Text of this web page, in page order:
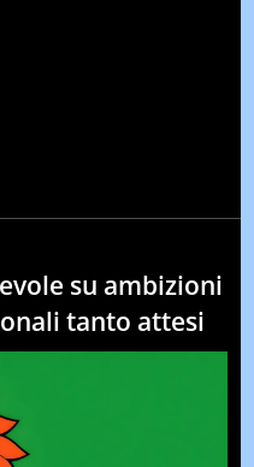
su ambizioni
tanto attesi